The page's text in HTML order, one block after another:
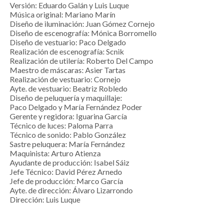
Versión: Eduardo Galán y Luis Luque
Música original: Mariano Marín
Diseño de iluminación: Juan Gómez Cornejo
Diseño de escenografía: Mónica Borromello
Diseño de vestuario: Paco Delgado
Realización de escenografía: Scnik
Realización de utilería: Roberto Del Campo
Maestro de máscaras: Asier Tartas
Realización de vestuario: Cornejo
Ayte. de vestuario: Beatriz Robledo
Diseño de peluquería y maquillaje:
Paco Delgado y María Fernández Poder
Gerente y regidora: Iguarina García
Técnico de luces: Paloma Parra
Técnico de sonido: Pablo González
Sastre peluquera: María Fernández
Maquinista: Arturo Atienza
Ayudante de producción: Isabel Sáiz
Jefe Técnico: David Pérez Arnedo
Jefe de producción: Marco García
Ayte. de dirección: Álvaro Lizarrondo
Dirección: Luis Luque